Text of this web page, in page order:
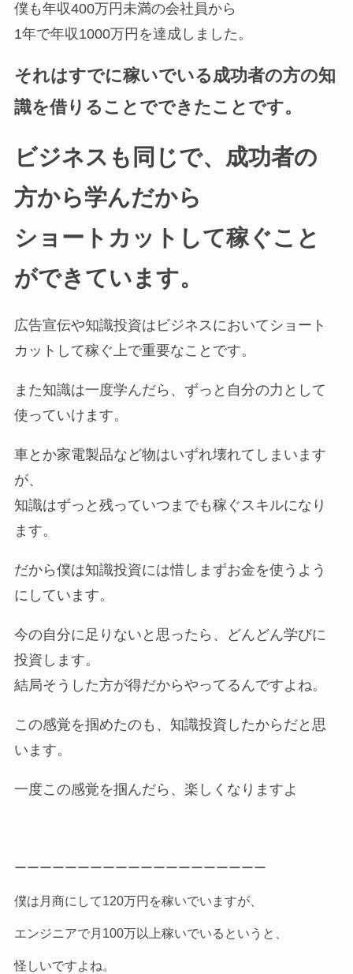
僕も年収400万円未満の会社員から
1年で年収1000万円を達成しました。
それはすでに稼いでいる成功者の方の知
識を借りることでできたことです。
ビジネスも同じで、成功者の
方から学んだから
ショートカットして稼ぐこと
ができています。
広告宣伝や知識投資はビジネスにおいてショート
カットして稼ぐ上で重要なことです。
また知識は一度学んだら、ずっと自分の力として
使っていけます。
車とか家電製品など物はいずれ壊れてしまいます
が、
知識はずっと残っていつまでも稼ぐスキルになり
ます。
だから僕は知識投資には惜しまずお金を使うよう
にしています。
今の自分に足りないと思ったら、どんどん学びに
投資します。
結局そうした方が得だからやってるんですよね。
この感覚を掴めたのも、知識投資したからだと思
います。
一度この感覚を掴んだら、楽しくなりますよ
ーーーーーーーーーーーーーーーーーーーー
僕は月商にして120万円を稼いでいますが、
エンジニアで月100万以上稼いでいるというと、
怪しいですよね。